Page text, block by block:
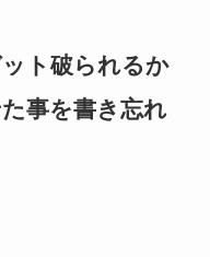
ト破られるか
事を書き忘れ